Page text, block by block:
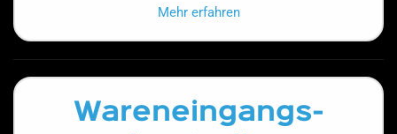
Mehr erfahren
Wareneingangs-